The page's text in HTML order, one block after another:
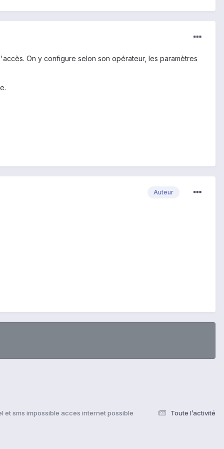
On y configure selon son opérateur, les paramètres
Auteur
Toute l’activité
et sms impossible acces internet possible